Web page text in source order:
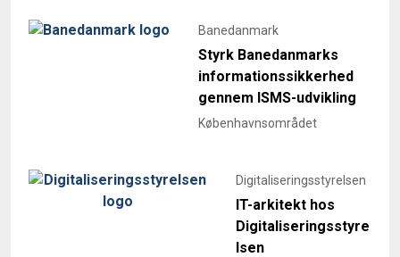
Banedanmark
Styrk Banedanmarks
informationssikkerhed
gennem ISMS-udvikling
Københavnsområdet
Digitaliseringsstyrelsen
IT-arkitekt hos
Digitaliseringsstyre
lsen